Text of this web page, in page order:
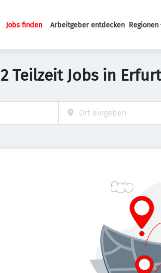
Haupt-Navigation
Jobs finden Arbeitgeber entdecken Regionen
2 Teilzeit Jobs in Erfurt